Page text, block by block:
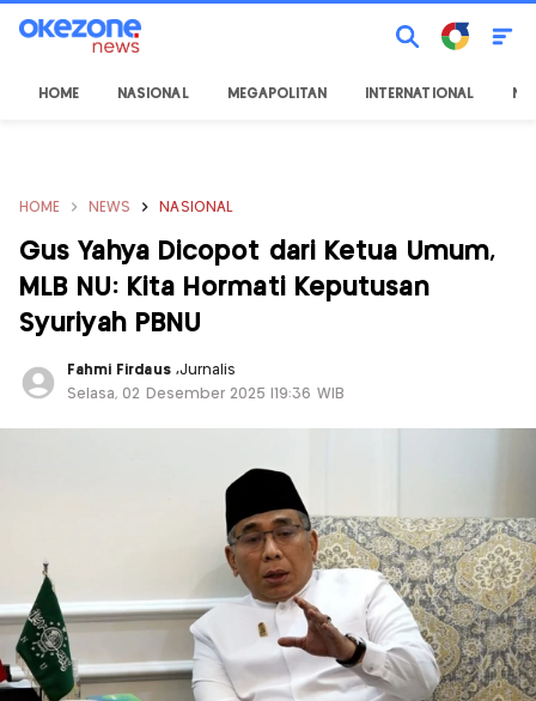
HOME NASIONAL MEGAPOLITAN INTERNATIONAL
HOME NEWS NASIONAL
Gus Yahya Dicopot dari Ketua Umum,
MLB NU: Kita Hormati Keputusan
Syuriyah PBNU
Fahmi Firdaus ,Jurnalis
Selasa, 02 Desember 2025 |19:36 WIB